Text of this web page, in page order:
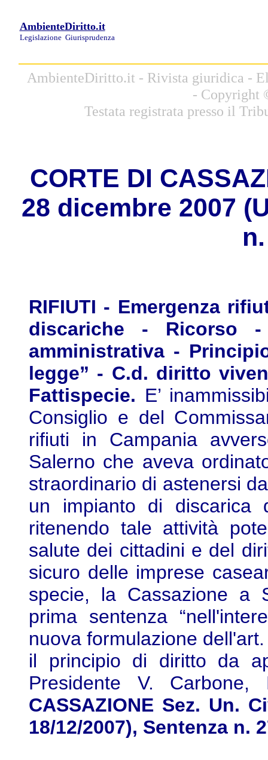
AmbienteDiritto.it
Legislazione Giurisprudenza
AmbienteDiritto.it - Rivista giuridica -
- Copyright
Testata registrata presso il
CORTE DI
28 dicembre 2007
RIFIUTI - Emergenza
discariche - Ricorso -
amministrativa -
legge” - C.d. diritto
Fattispecie. E’
Consiglio e del
rifiuti in Campania
Salerno che aveva
straordinario di astenersi
un impianto di discarica
ritenendo tale attività
salute dei cittadini e del
sicuro delle imprese
specie, la Cassazione a
prima sentenza
nuova formulazione
il principio di diritto da
Presidente V.
CASSAZIONE Sez. Un.
18/12/2007), Sentenza n.